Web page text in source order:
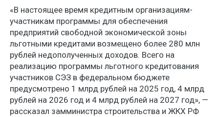
«В настоящее время кредитным организациям-
участникам программы для обеспечения
предприятий свободной экономической зоны
льготными кредитами возмещено более 280 млн
рублей недополученных доходов. Всего на
реализацию программы льготного кредитования
участников СЭЗ в федеральном бюджете
предусмотрено 1 млрд рублей на 2025 год, 4 млрд
рублей на 2026 год и 4 млрд рублей на 2027 год», —
рассказал замминистра строительства и ЖКХ РФ